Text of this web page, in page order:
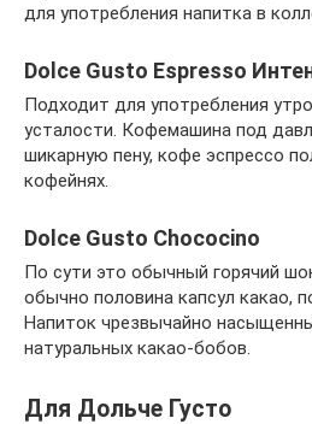
для употребления напитка в
Dolce Gusto Espresso
Подходит для употребления
усталости. Кофемашина под
шикарную пену, кофе эспрессо
кофейнях.
Dolce Gusto Chococino
По сути это обычный горячий
обычно половина капсул какао,
Напиток чрезвычайно
натуральных какао-бобов.
Для Дольче Густо